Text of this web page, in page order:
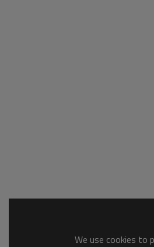
We use cookies to